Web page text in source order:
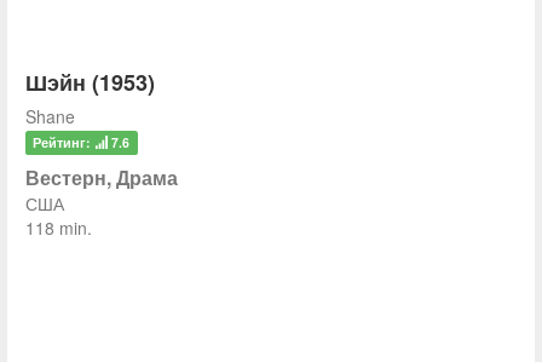
Шэйн (1953)
Shane
Рейтинг: 7.6
Вестерн, Драма
США
118 min.